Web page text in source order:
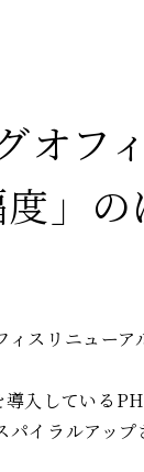
オフ
」の
スリニューア
入している
イラルアッ